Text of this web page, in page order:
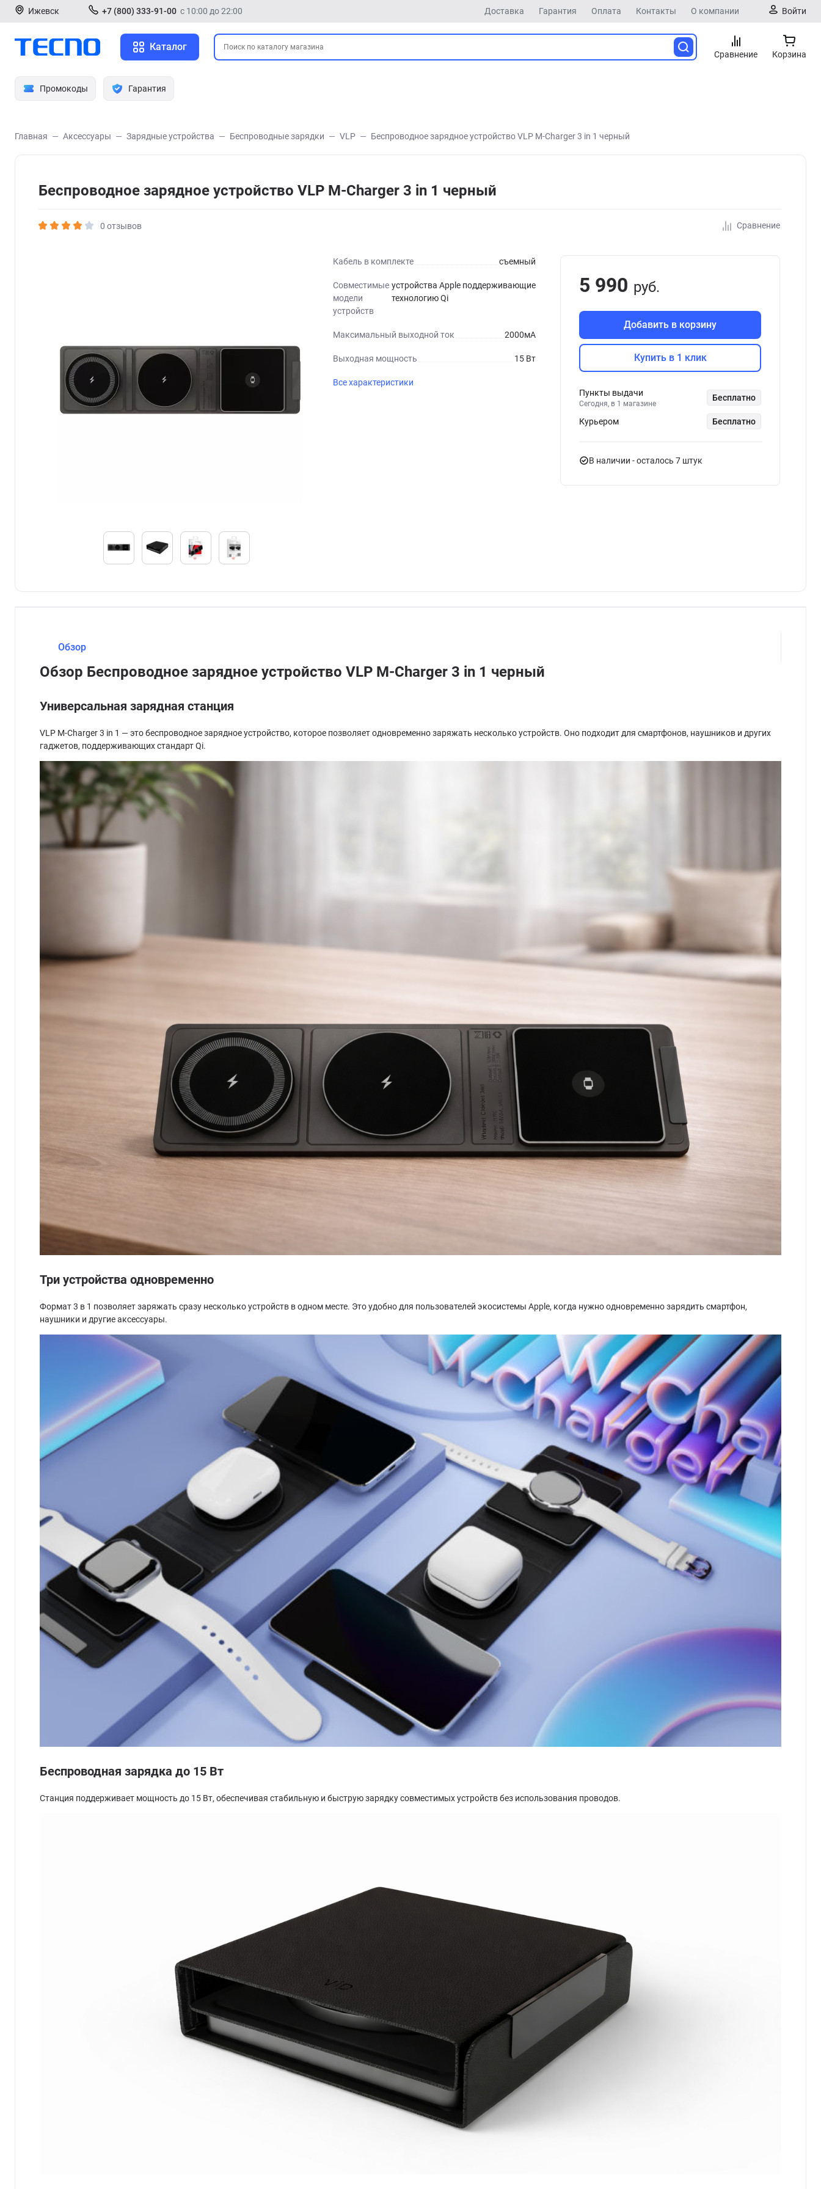
Ижевск +7 (800) 333-91-00 с 10:00 до 22:00 Доставка Гарантия Оплата Контакты О компании Войти
Каталог
Сравнение Корзина
Промокоды Гарантия
Главная Аксессуары Зарядные устройства Беспроводные зарядки VLP Беспроводное зарядное устройство VLP M-Charger 3 in 1 черный
Беспроводное зарядное устройство VLP M-Charger 3 in 1 черный
0 отзывов Сравнение
Кабель в комплекте съемный
Совместимые
модели
устройств
устройства Apple поддерживающие
технологию Qi
Максимальный выходной ток 2000мА
Выходная мощность 15 Вт
Все характеристики
5 990 руб.
Добавить в корзину
Купить в 1 клик
Пункты выдачи
Сегодня, в 1 магазине
Бесплатно
Курьером Бесплатно
В наличии - осталось 7 штук
Обзор
Обзор Беспроводное зарядное устройство VLP M-Charger 3 in 1 черный
Универсальная зарядная станция
VLP M-Charger 3 in 1 — это беспроводное зарядное устройство, которое позволяет одновременно заряжать несколько устройств. Оно подходит для смартфонов, наушников и других
гаджетов, поддерживающих стандарт Qi.
Три устройства одновременно
Формат 3 в 1 позволяет заряжать сразу несколько устройств в одном месте. Это удобно для пользователей экосистемы Apple, когда нужно одновременно зарядить смартфон,
наушники и другие аксессуары.
Беспроводная зарядка до 15 Вт
Станция поддерживает мощность до 15 Вт, обеспечивая стабильную и быструю зарядку совместимых устройств без использования проводов.